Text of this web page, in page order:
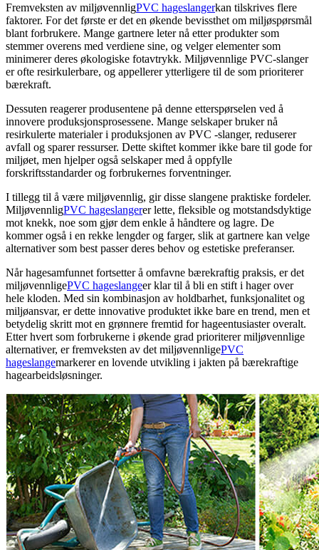
Fremveksten av miljøvennligPVC hageslangerkan tilskrives flere
faktorer. For det første er det en økende bevissthet om miljøspørsmål
blant forbrukere. Mange gartnere leter nå etter produkter som
stemmer overens med verdiene sine, og velger elementer som
minimerer deres økologiske fotavtrykk. Miljøvennlige PVC-slanger
er ofte resirkulerbare, og appellerer ytterligere til de som prioriterer
bærekraft.
Dessuten reagerer produsentene på denne etterspørselen ved å
innovere produksjonsprosessene. Mange selskaper bruker nå
resirkulerte materialer i produksjonen av PVC -slanger, reduserer
avfall og sparer ressurser. Dette skiftet kommer ikke bare til gode for
miljøet, men hjelper også selskaper med å oppfylle
forskriftsstandarder og forbrukernes forventninger.
I tillegg til å være miljøvennlig, gir disse slangene praktiske fordeler.
MiljøvennligPVC hageslangerer lette, fleksible og motstandsdyktige
mot knekk, noe som gjør dem enkle å håndtere og lagre. De
kommer også i en rekke lengder og farger, slik at gartnere kan velge
alternativer som best passer deres behov og estetiske preferanser.
Når hagesamfunnet fortsetter å omfavne bærekraftig praksis, er det
miljøvennligePVC hageslangeer klar til å bli en stift i hager over
hele kloden. Med sin kombinasjon av holdbarhet, funksjonalitet og
miljøansvar, er dette innovative produktet ikke bare en trend, men et
betydelig skritt mot en grønnere fremtid for hageentusiaster overalt.
Etter hvert som forbrukerne i økende grad prioriterer miljøvennlige
alternativer, er fremveksten av det miljøvennligePVC
hageslangemarkerer en lovende utvikling i jakten på bærekraftige
hagearbeidsløsninger.